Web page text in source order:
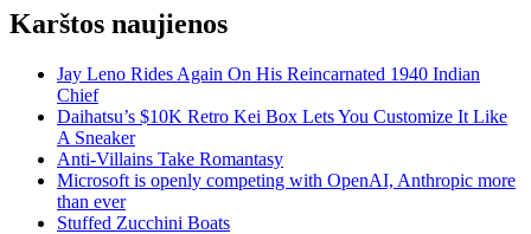
Karštos naujienos
Jay Leno Rides Again On His Reincarnated 1940 Indian
Chief
Daihatsu’s $10K Retro Kei Box Lets You Customize It Like
A Sneaker
Anti-Villains Take Romantasy
Microsoft is openly competing with OpenAI, Anthropic more
than ever
Stuffed Zucchini Boats